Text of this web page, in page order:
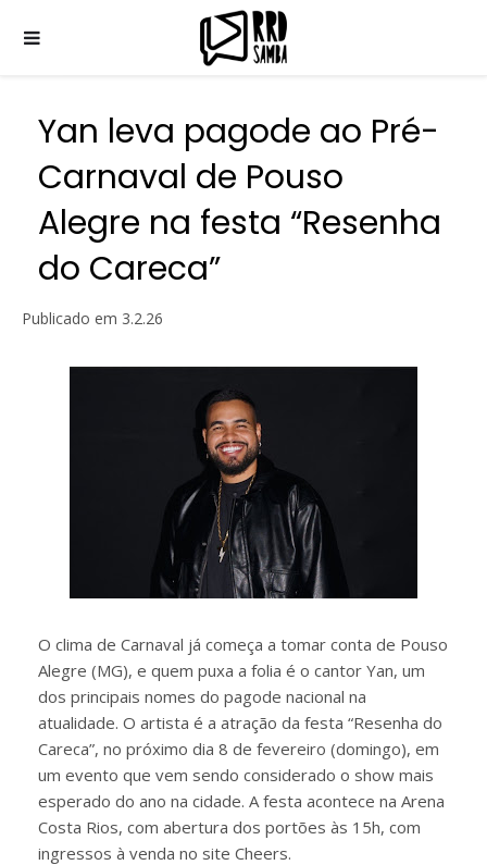
Yan leva pagode ao Pré-
Carnaval de Pouso
Alegre na festa “Resenha
do Careca”
Publicado em 3.2.26
O clima de Carnaval já começa a tomar conta de Pouso
Alegre (MG), e quem puxa a folia é o cantor Yan, um
dos principais nomes do pagode nacional na
atualidade. O artista é a atração da festa “Resenha do
Careca”, no próximo dia 8 de fevereiro (domingo), em
um evento que vem sendo considerado o show mais
esperado do ano na cidade. A festa acontece na Arena
Costa Rios, com abertura dos portões às 15h, com
ingressos à venda no site Cheers.